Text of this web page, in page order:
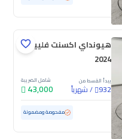
هيونداي اكسنت فلييت
2024
يبدأ القسط من
932
/شهرياً
شامل الضريبة
43,000
مفحوصة ومضمونة